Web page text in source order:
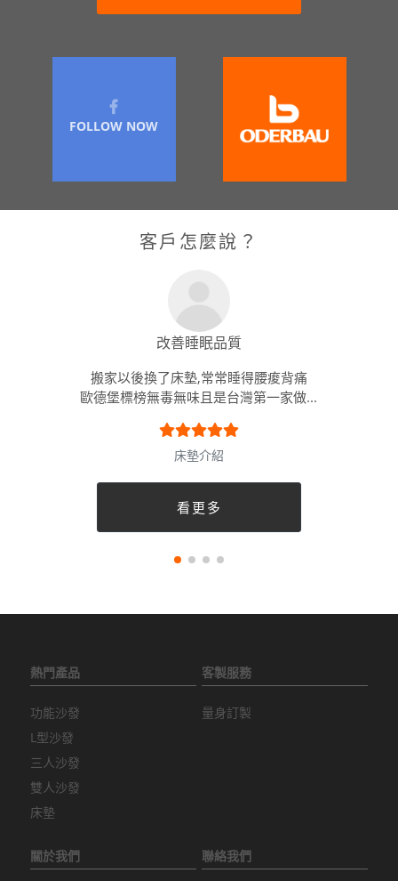
FOLLOW NOW
客戶怎麼說？
改善睡眠品質
搬家以後換了床墊,常常睡得腰痠背痛
歐德堡標榜無毒無味且是台灣第一家做...
床墊介紹
看更多
熱門產品
功能沙發
L型沙發
三人沙發
雙人沙發
床墊
客製服務
量身訂製
關於我們 聯絡我們